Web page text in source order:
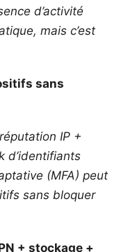
d’activité
mais c’est
sans
IP +
d’identifiants
(MFA) peut
sans bloquer
+ stockage +